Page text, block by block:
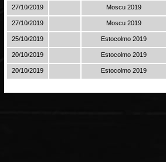
27/10/2019 Moscu 2019
27/10/2019 Moscu 2019
25/10/2019 Estocolmo 2019
20/10/2019 Estocolmo 2019
20/10/2019 Estocolmo 2019